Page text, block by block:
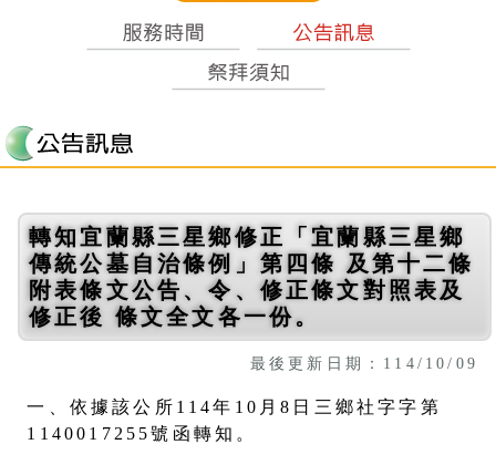
轉知宜蘭縣三星鄉修正「宜蘭縣三星鄉
傳統公墓自治條例」第四條 及第十二條
附表條文公告、令、修正條文對照表及
修正後 條文全文各一份。
最後更新日期：114/10/09
一、依據該公所114年10月8日三鄉社字字第
1140017255號函轉知。